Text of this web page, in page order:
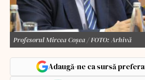
Profesorul Mircea Coșea / FOTO: Arhivă
Adaugă-ne ca sursă